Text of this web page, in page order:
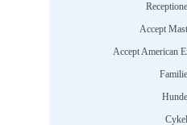
Accept
Accept American